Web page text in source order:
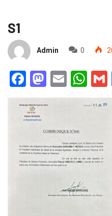
S1
Admin 0
Facebook
Email